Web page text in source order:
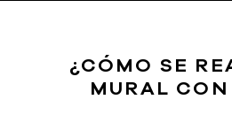
¿CÓMO SE
MURAL CON